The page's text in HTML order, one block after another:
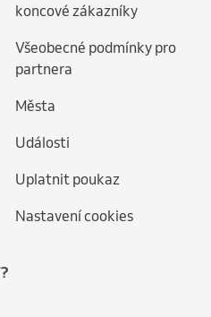
koncové zákazníky
Všeobecné podmínky pro
partnera
Města
Události
Uplatnit poukaz
Nastavení cookies